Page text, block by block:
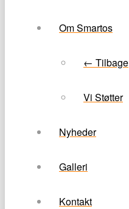
Om Smartos
← Tilbage
Vi Støtter
Nyheder
Galleri
Kontakt